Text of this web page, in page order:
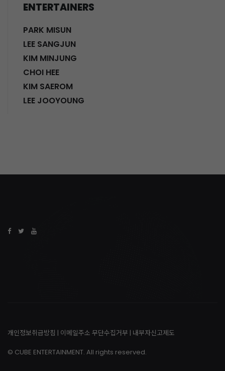
ENTERTAINERS
PARK MISUN
LEE SANGJUN
KIM MINJUNG
CHOI HEE
KIM SAEROM
LEE JOOYOUNG
개인정보취급방침 | 이메일주소 무단수집거부 | 내부자신고제도
© CUBE ENTERTAINMENT. All rights reserved.